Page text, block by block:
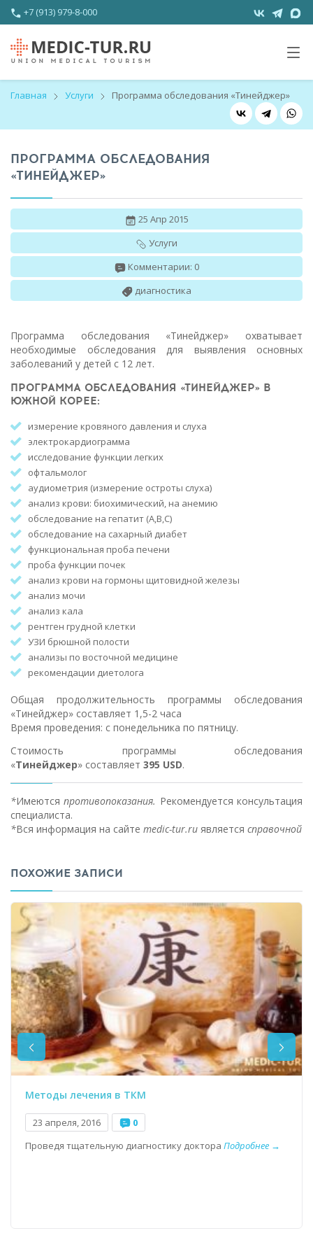
+7 (913) 979-8-000
Главная Услуги Программа обследования «Тинейджер»
ПРОГРАММА ОБСЛЕДОВАНИЯ
«ТИНЕЙДЖЕР»
25 Апр 2015
Услуги
Комментарии: 0
диагностика
Программа обследования «Тинейджер» охватывает
необходимые обследования для выявления основных
заболеваний у детей с 12 лет.
ПРОГРАММА ОБСЛЕДОВАНИЯ «ТИНЕЙДЖЕР» В
ЮЖНОЙ КОРЕЕ:
измерение кровяного давления и слуха
электрокардиограмма
исследование функции легких
офтальмолог
аудиометрия (измерение остроты слуха)
анализ крови: биохимический, на анемию
обследование на гепатит (A,B,C)
обследование на сахарный диабет
функциональная проба печени
проба функции почек
анализ крови на гормоны щитовидной железы
анализ мочи
анализ кала
рентген грудной клетки
УЗИ брюшной полости
анализы по восточной медицине
рекомендации диетолога
Общая продолжительность программы обследования
«Тинейджер» составляет 1,5-2 часа
Время проведения: с понедельника по пятницу.
Стоимость программы обследования
«Тинейджер» составляет 395 USD.
*Имеются противопоказания. Рекомендуется консультация
специалиста.
*Вся информация на сайте medic-tur.ru является справочной
ПОХОЖИЕ ЗАПИСИ
Методы лечения в ТКМ
23 апреля, 2016
0
Проведя тщательную диагностику доктора Подробнее →